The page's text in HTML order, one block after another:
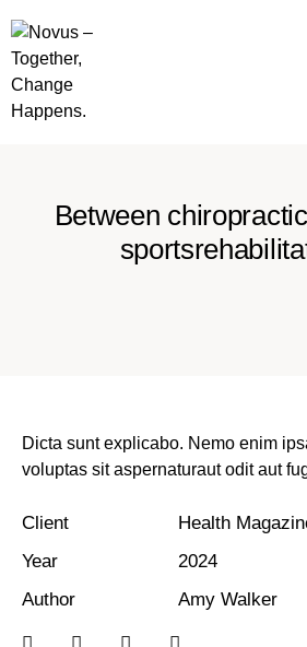
Between
Dicta sunt explicabo. Nemo enim
voluptas sit aspernaturaut odit aut
Client
Health
Year
2024
Author
Amy Walker